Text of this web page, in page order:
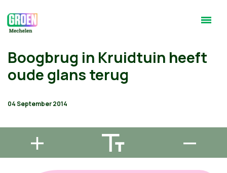
Boogbrug in Kruidtuin heeft
oude glans terug
04 September 2014